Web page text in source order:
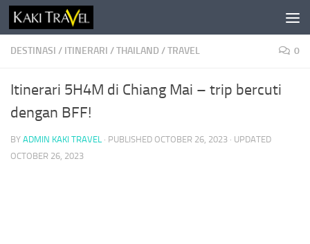
Skip to content
DESTINASI / ITINERARI /THAILAND /TRAVEL 0
Itinerari 5H4M di Chiang Mai – trip bercuti
dengan BFF!
BY ADMIN KAKI TRAVEL · PUBLISHED OCTOBER 26, 2023 · UPDATED
OCTOBER 26, 2023